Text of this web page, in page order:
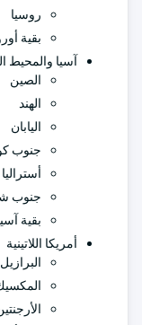
روسيا
بقية
آسيا والمحيط
الصين
الهند
اليابان
جنوب
أستراليا
جنوب
بقية
أمريكا اللاتينية
البرازيل